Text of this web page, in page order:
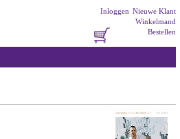
Nieuwe Klant
Inloggen
Winkelmand
Bestellen